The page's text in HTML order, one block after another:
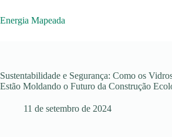
para
o
Energia Mapeada
Sustentabilidade e Segurança: Como os
Estão Moldando o Futuro da Construção
11 de setembro de 2024